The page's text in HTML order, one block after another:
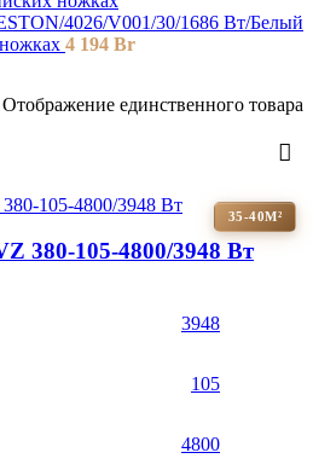
4026/V001/30/1686 Вт/Белый
4 194 Br
Отображение единственного товара
35-40М²
380-105-4800/3948 Вт
3948
105
4800